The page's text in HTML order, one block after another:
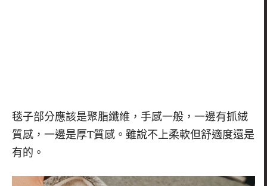
毯子部分應該是聚脂纖維，手感一般，一邊有抓絨
質感，一邊是厚T質感。雖說不上柔軟但舒適度還是
有的。